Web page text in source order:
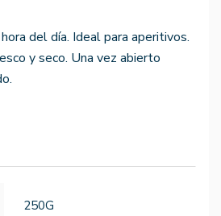
del día. Ideal para aperitivos.
y seco. Una vez abierto
250G